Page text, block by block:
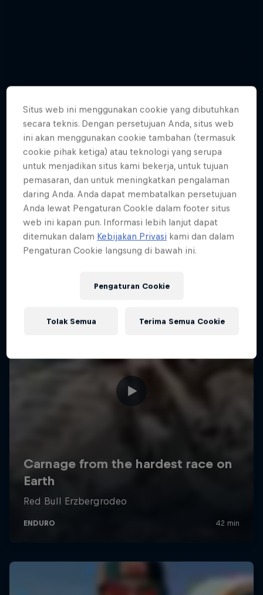
Relive the punishing Hell’s Gate 2015
10 Photos
ENDURO
Hard Enduro 2025: The Hardest
Season Yet?
Hard Enduro is the toughest motorsport on
Earth
MTB ENDURO
Situs web ini menggunakan cookie yang dibutuhkan
secara teknis. Dengan persetujuan Anda, situs web
ini akan menggunakan cookie tambahan (termasuk
cookie pihak ketiga) atau teknologi yang serupa
untuk menjadikan situs kami bekerja, untuk tujuan
pemasaran, dan untuk meningkatkan pengalaman
daring Anda. Anda dapat membatalkan persetujuan
Anda lewat Pengaturan CookIe dalam footer situs
web ini kapan pun. Informasi lebih lanjut dapat
ditemukan dalam Kebijakan Privasi kami dan dalam
Pengaturan Cookie langsung di bawah ini.
Pengaturan Cookie
Tolak Semua Terima Semua Cookie